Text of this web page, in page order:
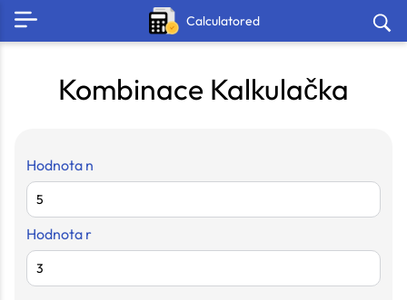
Calculatored
Kombinace Kalkulačka
Hodnota n
Hodnota r